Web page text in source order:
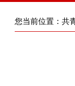
您当前位置： 共